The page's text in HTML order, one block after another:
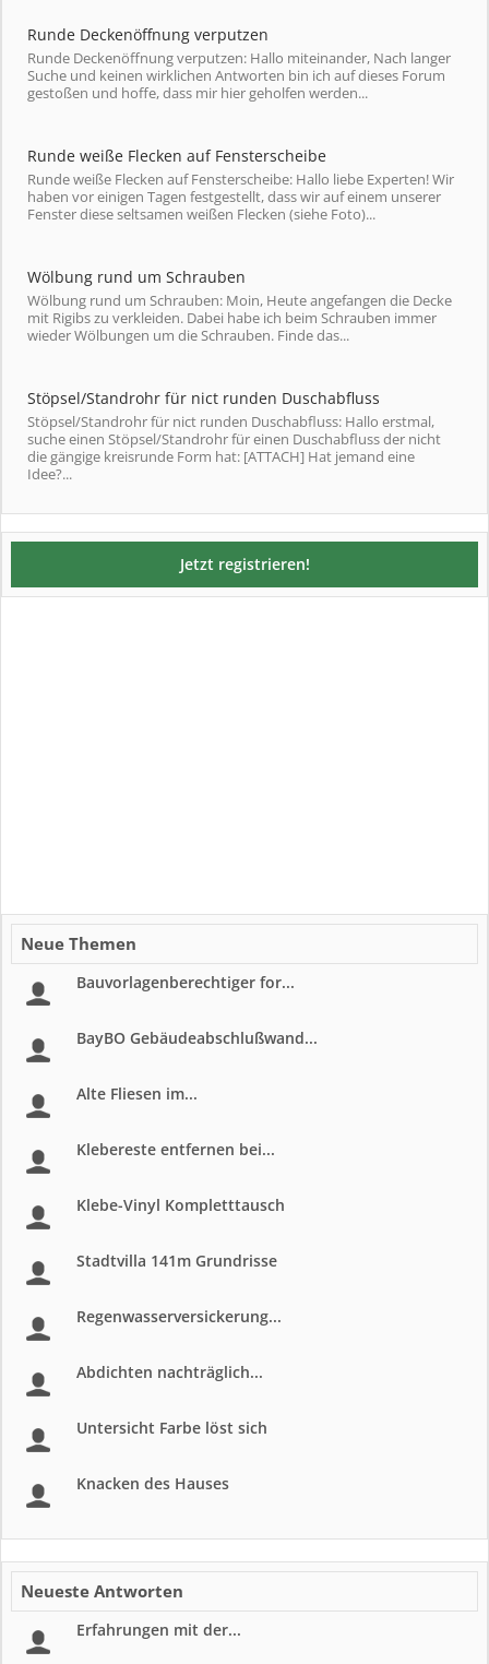
Runde Deckenöffnung verputzen
Runde Deckenöffnung verputzen: Hallo miteinander, Nach langer
Suche und keinen wirklichen Antworten bin ich auf dieses Forum
gestoßen und hoffe, dass mir hier geholfen werden...
Runde weiße Flecken auf Fensterscheibe
Runde weiße Flecken auf Fensterscheibe: Hallo liebe Experten! Wir
haben vor einigen Tagen festgestellt, dass wir auf einem unserer
Fenster diese seltsamen weißen Flecken (siehe Foto)...
Wölbung rund um Schrauben
Wölbung rund um Schrauben: Moin, Heute angefangen die Decke
mit Rigibs zu verkleiden. Dabei habe ich beim Schrauben immer
wieder Wölbungen um die Schrauben. Finde das...
Stöpsel/Standrohr für nict runden Duschabfluss
Stöpsel/Standrohr für nict runden Duschabfluss: Hallo erstmal,
suche einen Stöpsel/Standrohr für einen Duschabfluss der nicht
die gängige kreisrunde Form hat: [ATTACH] Hat jemand eine
Idee?...
Jetzt registrieren!
Neue Themen
Bauvorlagenberechtiger for...
BayBO Gebäudeabschlußwand...
Alte Fliesen im...
Klebereste entfernen bei...
Klebe-Vinyl Kompletttausch
Stadtvilla 141m Grundrisse
Regenwasserversickerung...
Abdichten nachträglich...
Untersicht Farbe löst sich
Knacken des Hauses
Neueste Antworten
Erfahrungen mit der...